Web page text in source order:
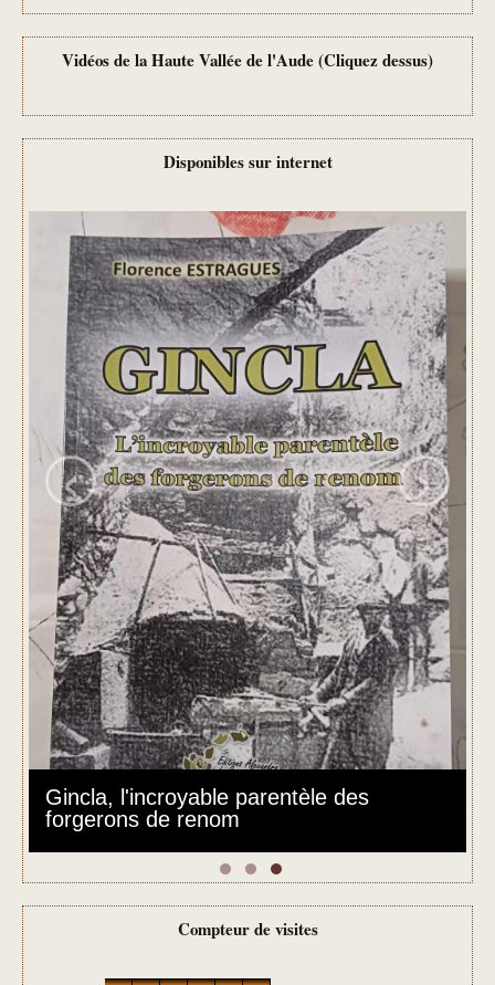
Vidéos de la Haute Vallée de l'Aude (Cliquez dessus)
Disponibles sur internet
Gincla, l'incroyable parentèle des
forgerons de renom
‹ ›
Compteur de visites